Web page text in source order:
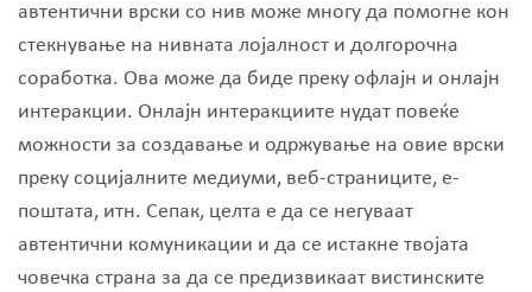
автентични врски со нив може многу да помогне кон
стекнување на нивната лојалност и долгорочна
соработка. Ова може да биде преку офлајн и онлајн
интеракции. Онлајн интеракциите нудат повеќе
можности за создавање и одржување на овие врски
преку социјалните медиуми, веб-страниците, е-
поштата, итн. Сепак, целта е да се негуваат
автентични комуникации и да се истакне твојата
човечка страна за да се предизвикаат вистинските